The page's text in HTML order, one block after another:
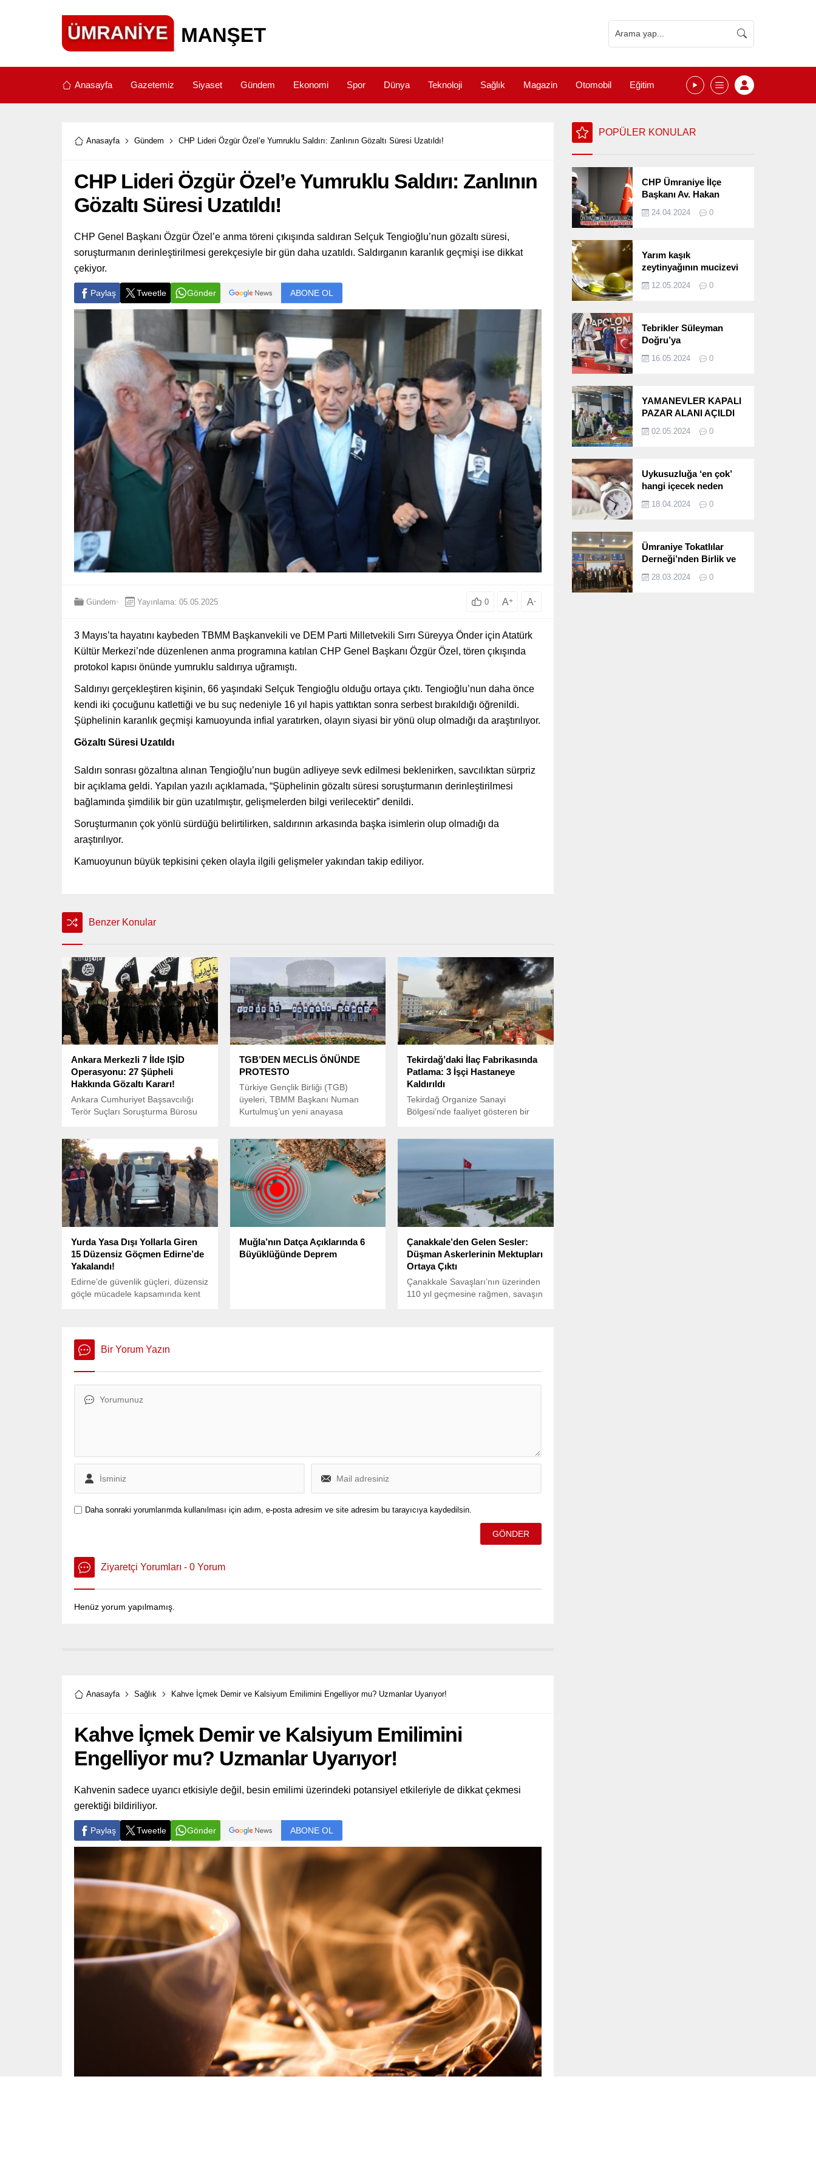
Anasayfa Gazetemiz Siyaset Gündem Ekonomi Spor Dünya Teknoloji Sağlık Magazin Otomobil Eğitim
Anasayfa Gündem CHP Lideri Özgür Özel’e Yumruklu Saldırı: Zanlının Gözaltı Süresi Uzatıldı!
CHP Lideri Özgür Özel’e Yumruklu Saldırı: Zanlının
Gözaltı Süresi Uzatıldı!
CHP Genel Başkanı Özgür Özel’e anma töreni çıkışında saldıran Selçuk Tengioğlu’nun gözaltı süresi,
soruşturmanın derinleştirilmesi gerekçesiyle bir gün daha uzatıldı. Saldırganın karanlık geçmişi ise dikkat
çekiyor.
Paylaş Tweetle Gönder ABONE OL
Gündem Yayınlama: 05.05.2025 0 A+ A-
3 Mayıs’ta hayatını kaybeden TBMM Başkanvekili ve DEM Parti Milletvekili Sırrı Süreyya Önder için Atatürk
Kültür Merkezi’nde düzenlenen anma programına katılan CHP Genel Başkanı Özgür Özel, tören çıkışında
protokol kapısı önünde yumruklu saldırıya uğramıştı.
Saldırıyı gerçekleştiren kişinin, 66 yaşındaki Selçuk Tengioğlu olduğu ortaya çıktı. Tengioğlu’nun daha önce
kendi iki çocuğunu katlettiği ve bu suç nedeniyle 16 yıl hapis yattıktan sonra serbest bırakıldığı öğrenildi.
Şüphelinin karanlık geçmişi kamuoyunda infial yaratırken, olayın siyasi bir yönü olup olmadığı da araştırılıyor.
Gözaltı Süresi Uzatıldı
Saldırı sonrası gözaltına alınan Tengioğlu’nun bugün adliyeye sevk edilmesi beklenirken, savcılıktan sürpriz
bir açıklama geldi. Yapılan yazılı açıklamada, “Şüphelinin gözaltı süresi soruşturmanın derinleştirilmesi
bağlamında şimdilik bir gün uzatılmıştır, gelişmelerden bilgi verilecektir” denildi.
Soruşturmanın çok yönlü sürdüğü belirtilirken, saldırının arkasında başka isimlerin olup olmadığı da
araştırılıyor.
Kamuoyunun büyük tepkisini çeken olayla ilgili gelişmeler yakından takip ediliyor.
Benzer Konular
Ankara Merkezli 7 İlde IŞİD
Operasyonu: 27 Şüpheli
Hakkında Gözaltı Kararı!
Ankara Cumhuriyet Başsavcılığı
Terör Suçları Soruşturma Bürosu
örgütü IŞİD’e yönelik önemli bir
operasyon başlatıldı.
TGB’DEN MECLİS ÖNÜNDE
PROTESTO
Türkiye Gençlik Birliği (TGB)
üyeleri, TBMM Başkanı Numan
Kurtulmuş’un yeni anayasa
Meclisi önünde protesto etti.
Türkiye Büyük Millet Meclisi önünde
buluşan TGB üyeleri, dövizler ve
Türk bayraklarıyla “Terörle Anayasa
Olmaz” yazdı. Yaptıkları protestoyu
DEM Parti-Numan Kurtulmuş
görüşmesinden hemen sonra
Tekirdağ’daki İlaç Fabrikasında
Patlama: 3 İşçi Hastaneye
Kaldırıldı
Tekirdağ Organize Sanayi
Bölgesi’nde faaliyet gösteren bir
Yurda Yasa Dışı Yollarla Giren
15 Düzensiz Göçmen Edirne’de
Yakalandı!
Edirne’de güvenlik güçleri, düzensiz
göçle mücadele kapsamında kent
Muğla’nın Datça Açıklarında 6
Büyüklüğünde Deprem
Çanakkale’den Gelen Sesler:
Düşman Askerlerinin Mektupları
Ortaya Çıktı
Çanakkale Savaşları’nın üzerinden
110 yıl geçmesine rağmen, savaşın
Bir Yorum Yazın
Daha sonraki yorumlarımda kullanılması için adım, e-posta adresim ve site adresim bu tarayıcıya kaydedilsin.
Ziyaretçi Yorumları - 0 Yorum
Henüz yorum yapılmamış.
Anasayfa Sağlık Kahve İçmek Demir ve Kalsiyum Emilimini Engelliyor mu? Uzmanlar Uyarıyor!
Kahve İçmek Demir ve Kalsiyum Emilimini
Engelliyor mu? Uzmanlar Uyarıyor!
Kahvenin sadece uyarıcı etkisiyle değil, besin emilimi üzerindeki potansiyel etkileriyle de dikkat çekmesi
gerektiği bildiriliyor.
Paylaş Tweetle Gönder ABONE OL
POPÜLER KONULAR
CHP Ümraniye İlçe
Başkanı Av. Hakan
Seçimlerini
24.04.2024 0
Yarım kaşık
zeytinyağının mucizevi
12.05.2024 0
Tebrikler Süleyman
Doğru’ya
16.05.2024 0
YAMANEVLER KAPALI
PAZAR ALANI AÇILDI
02.05.2024 0
Uykusuzluğa ‘en çok’
hangi içecek neden
18.04.2024 0
Ümraniye Tokatlılar
Derneği’nden Birlik ve
Programı
28.03.2024 0